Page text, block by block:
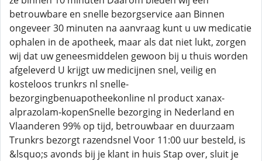
betrouwbare en snelle bezorgservice aan Binnen
ongeveer 30 minuten na aanvraag kunt u uw medicatie
ophalen in de apotheek, maar als dat niet lukt, zorgen
wij dat uw geneesmiddelen gewoon bij u thuis worden
afgeleverd U krijgt uw medicijnen snel, veilig en
kosteloos trunkrs nl snelle-
bezorgingbenuapotheekonline nl product xanax-
alprazolam-kopenSnelle bezorging in Nederland en
Vlaanderen 99% op tijd, betrouwbaar en duurzaam
Trunkrs bezorgt razendsnel Voor 11:00 uur besteld, is
&lsquo;s avonds bij je klant in huis Stap over, sluit je